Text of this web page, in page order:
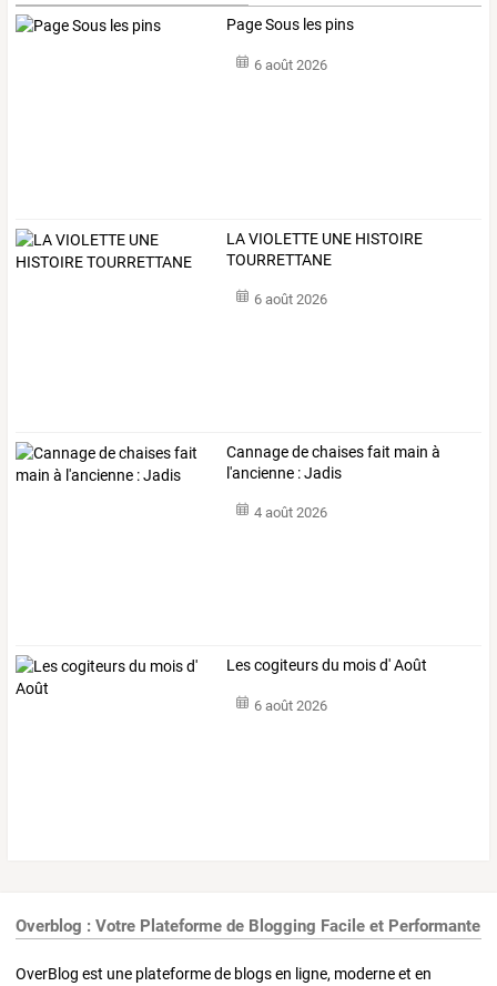
Page Sous les pins
6 août 2026
LA VIOLETTE UNE HISTOIRE
TOURRETTANE
6 août 2026
Cannage de chaises fait main à
l'ancienne : Jadis
4 août 2026
Les cogiteurs du mois d' Août
6 août 2026
Overblog : Votre Plateforme de Blogging Facile et Performante
OverBlog est une plateforme de blogs en ligne, moderne et en